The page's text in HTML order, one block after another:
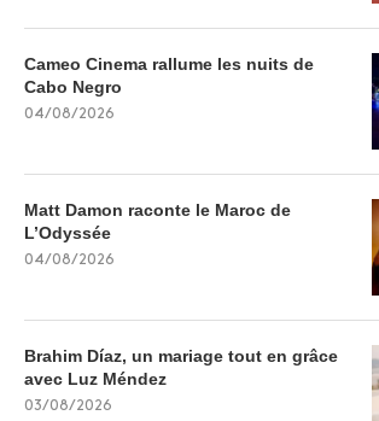
Cameo Cinema rallume les nuits de
Cabo Negro
04/08/2026
Matt Damon raconte le Maroc de
L’Odyssée
04/08/2026
Brahim Díaz, un mariage tout en grâce
avec Luz Méndez
03/08/2026